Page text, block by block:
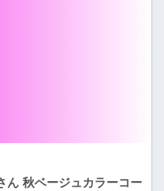
ん 秋ベージュカラーコー